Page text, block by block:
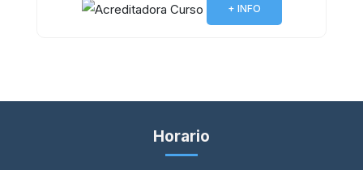
Incendios
+ INFO
Horario